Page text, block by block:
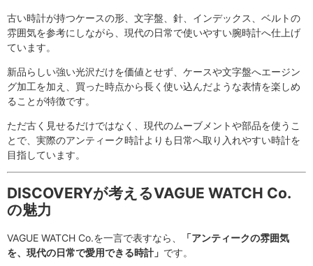
古い時計が持つケースの形、文字盤、針、インデックス、ベルトの
雰囲気を参考にしながら、現代の日常で使いやすい腕時計へ仕上げ
ています。
新品らしい強い光沢だけを価値とせず、ケースや文字盤へエージン
グ加工を加え、買った時点から長く使い込んだような表情を楽しめ
ることが特徴です。
ただ古く見せるだけではなく、現代のムーブメントや部品を使うこ
とで、実際のアンティーク時計よりも日常へ取り入れやすい時計を
目指しています。
DISCOVERYが考えるVAGUE WATCH Co.
の魅力
VAGUE WATCH Co.を一言で表すなら、
「アンティークの雰囲気
を、現代の日常で愛用できる時計」 です。